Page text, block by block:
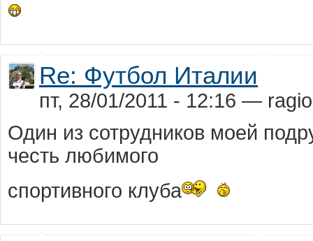
Re: Футбол Италии
пт, 28/01/2011 - 12:16 —
Один из сотрудников моей
честь любимого
спортивного клуба